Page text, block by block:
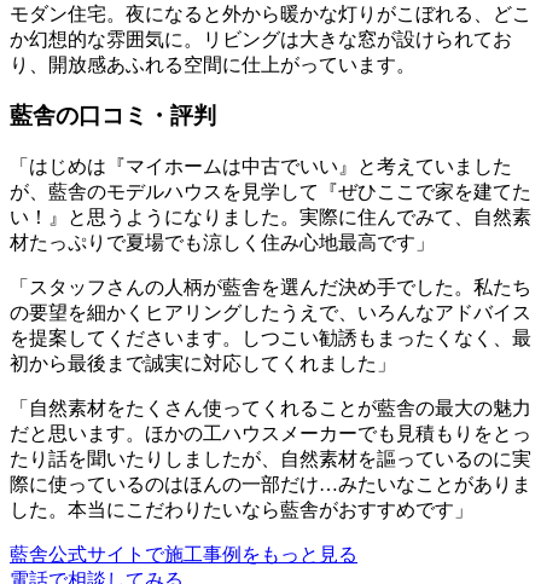
モダン住宅。夜になると外から暖かな灯りがこぼれる、どこ
か幻想的な雰囲気に。リビングは大きな窓が設けられてお
り、開放感あふれる空間に仕上がっています。
藍舎の口コミ・評判
「はじめは『マイホームは中古でいい』と考えていました
が、藍舎のモデルハウスを見学して『ぜひここで家を建てた
い！』と思うようになりました。実際に住んでみて、自然素
材たっぷりで夏場でも涼しく住み心地最高です」
「スタッフさんの人柄が藍舎を選んだ決め手でした。私たち
の要望を細かくヒアリングしたうえで、いろんなアドバイス
を提案してくださいます。しつこい勧誘もまったくなく、最
初から最後まで誠実に対応してくれました」
「自然素材をたくさん使ってくれることが藍舎の最大の魅力
だと思います。ほかの工ハウスメーカーでも見積もりをとっ
たり話を聞いたりしましたが、自然素材を謳っているのに実
際に使っているのはほんの一部だけ…みたいなことがありま
した。本当にこだわりたいなら藍舎がおすすめです」
藍舎公式サイトで施工事例をもっと見る
電話で相談してみる